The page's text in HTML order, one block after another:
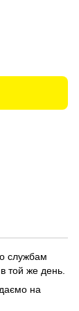
службам
той же день.
на